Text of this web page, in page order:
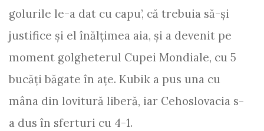
golurile le-a dat cu capu’, că trebuia să-şi
justifice şi el înălţimea aia, şi a devenit pe
moment golgheterul Cupei Mondiale, cu 5
bucăţi băgate în aţe. Kubik a pus una cu
mâna din lovitură liberă, iar Cehoslovacia s-
a dus în sferturi cu 4-1.